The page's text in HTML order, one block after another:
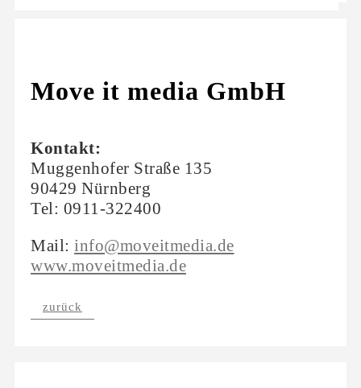
Move it media GmbH
Kontakt:
Muggenhofer Straße 135
90429 Nürnberg
Tel: 0911-322400
Mail: info@moveitmedia.de
www.moveitmedia.de
zurück